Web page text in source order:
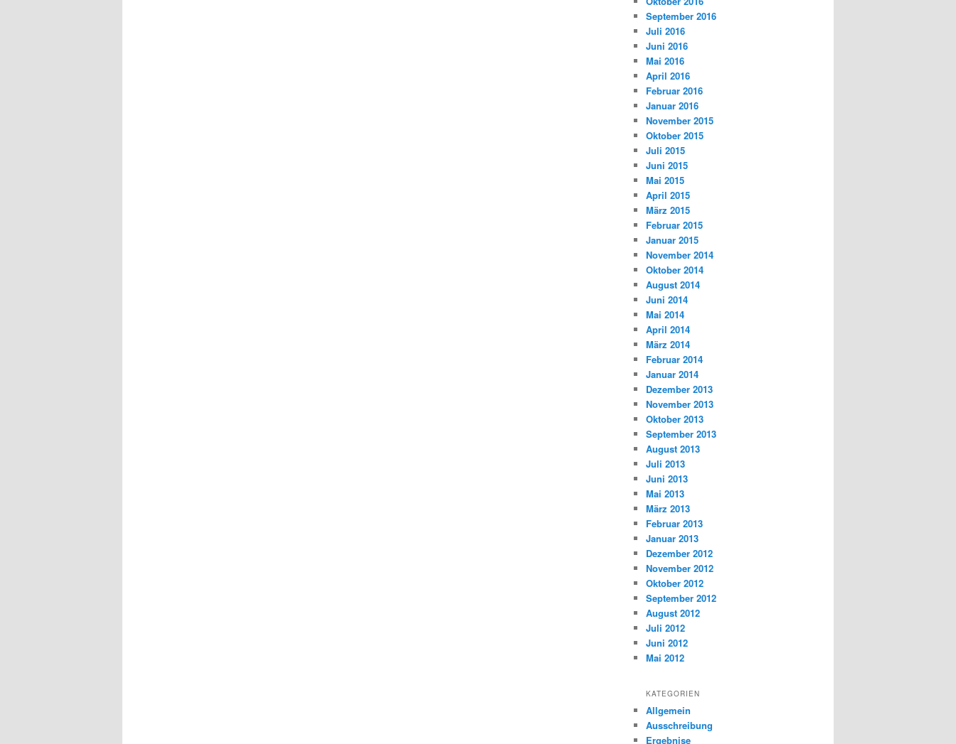
September 2016
Juli 2016
Juni 2016
Mai 2016
April 2016
Februar 2016
Januar 2016
November 2015
Oktober 2015
Juli 2015
Juni 2015
Mai 2015
April 2015
März 2015
Februar 2015
Januar 2015
November 2014
Oktober 2014
August 2014
Juni 2014
Mai 2014
April 2014
März 2014
Februar 2014
Januar 2014
Dezember 2013
November 2013
Oktober 2013
September 2013
August 2013
Juli 2013
Juni 2013
Mai 2013
März 2013
Februar 2013
Januar 2013
Dezember 2012
November 2012
Oktober 2012
September 2012
August 2012
Juli 2012
Juni 2012
Mai 2012
KATEGORIEN
Allgemein
Ausschreibung
Ergebnise